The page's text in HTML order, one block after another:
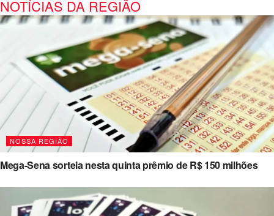
NOTÍCIAS DA REGIÃO
NOSSA REGIÃO
Mega-Sena sorteia nesta quinta prêmio de R$ 150 milhões